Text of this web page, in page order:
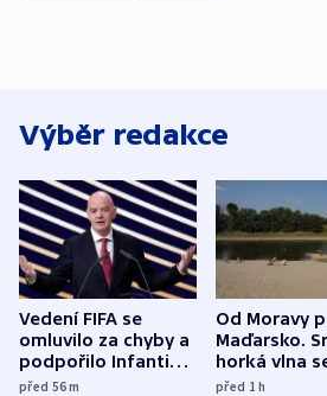
Výběr redakce
Vedení FIFA se
omluvilo za chyby a
podpořilo Infantina.
UEFA trvá na
před 56m
Od Moravy
Maďarsko.
horká vlna
do dějin
před 1h